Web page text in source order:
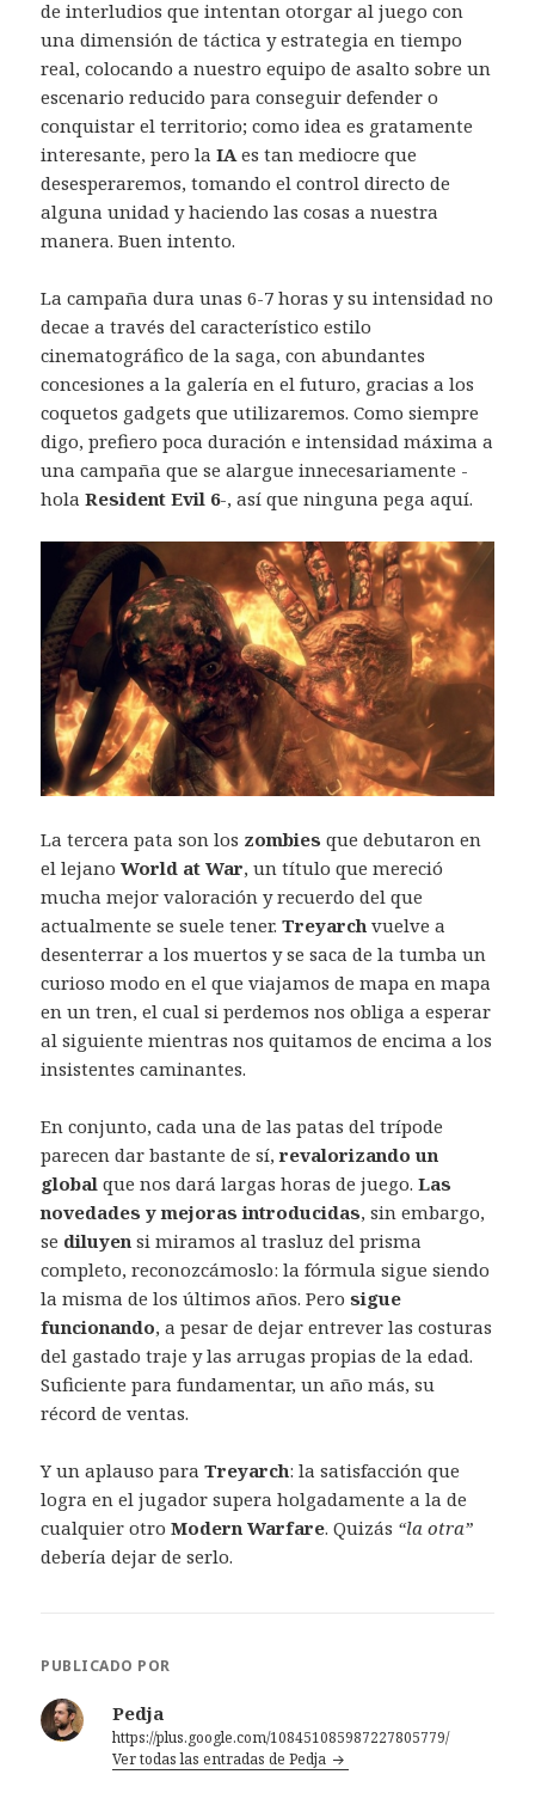
de interludios que intentan otorgar al juego con
una dimensión de táctica y estrategia en tiempo
real, colocando a nuestro equipo de asalto sobre un
escenario reducido para conseguir defender o
conquistar el territorio; como idea es gratamente
interesante, pero laIA es tan mediocre que
desesperaremos, tomando el control directo de
alguna unidad y haciendo las cosas a nuestra
manera. Buen intento.
La campaña dura unas 6-7 horas y su intensidad no
decae a través del característico estilo
cinematográfico de la saga, con abundantes
concesiones a la galería en el futuro, gracias a los
coquetos gadgets que utilizaremos. Como siempre
digo, prefiero poca duración e intensidad máxima a
una campaña que se alargue innecesariamente -
holaResident Evil 6-, así que ninguna pega aquí.
La tercera pata son los zombiesque debutaron en
el lejanoWorld at War, un título que mereció
mucha mejor valoración y recuerdo del que
actualmente se suele tener.Treyarchvuelve a
desenterrar a los muertos y se saca de la tumba un
curioso modo en el que viajamos de mapa en mapa
en un tren, el cual si perdemos nos obliga a esperar
al siguiente mientras nos quitamos de encima a los
insistentes caminantes.
En conjunto, cada una de las patas del trípode
parecen dar bastante de sí, revalorizando un
global que nos dará largas horas de juego.Las
novedades y mejoras introducidas, sin embargo,
se diluyensi miramos al trasluz del prisma
completo, reconozcámoslo: la fórmula sigue siendo
la misma de los últimos años. Perosigue
funcionando, a pesar de dejar entrever las costuras
del gastado traje y las arrugas propias de la edad.
Suficiente para fundamentar, un año más, su
récord de ventas.
Y un aplauso paraTreyarch: la satisfacción que
logra en el jugador supera holgadamente a la de
cualquier otroModern Warfare. Quizás “la otra”
debería dejar de serlo.
PUBLICADO POR
Pedja
https://plus.google.com/108451085987227805779/
Ver todas las entradas de Pedja